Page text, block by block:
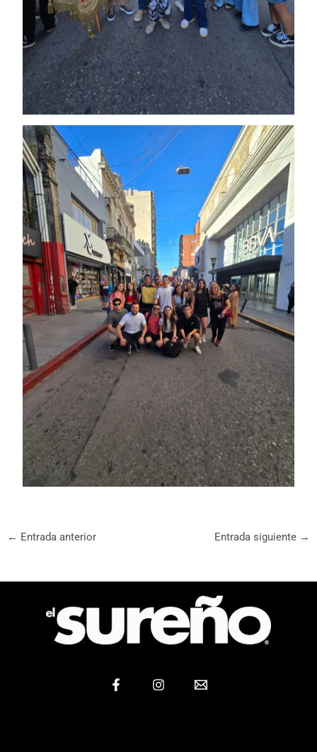
← Entrada anterior Entrada siguiente →